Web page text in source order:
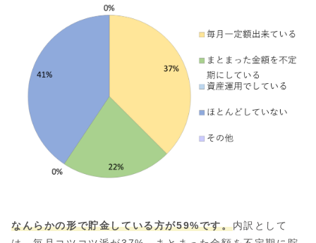
なんらかの形で貯金している方が59%です。内訳として